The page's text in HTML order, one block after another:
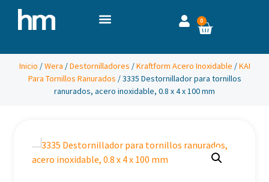
0
Inicio /Wera /Destornilladores /Kraftform Acero Inoxidable /KAI
Para Tornillos Ranurados / 3335 Destornillador para tornillos
ranurados, acero inoxidable, 0.8 x 4 x 100 mm